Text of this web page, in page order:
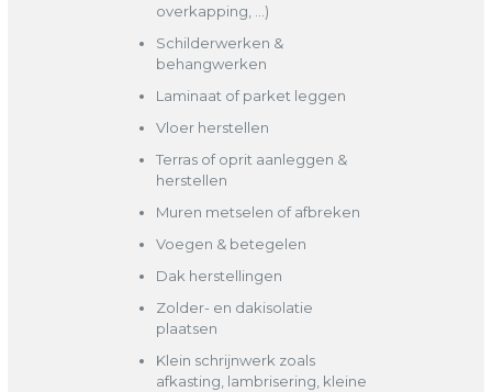
overkapping, …)
Schilderwerken &
behangwerken
Laminaat of parket leggen
Vloer herstellen
Terras of oprit aanleggen &
herstellen
Muren metselen of afbreken
Voegen & betegelen
Dak herstellingen
Zolder- en dakisolatie
plaatsen
Klein schrijnwerk zoals
afkasting, lambrisering, kleine